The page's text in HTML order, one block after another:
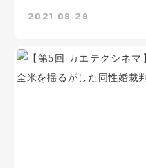
2021.09.29